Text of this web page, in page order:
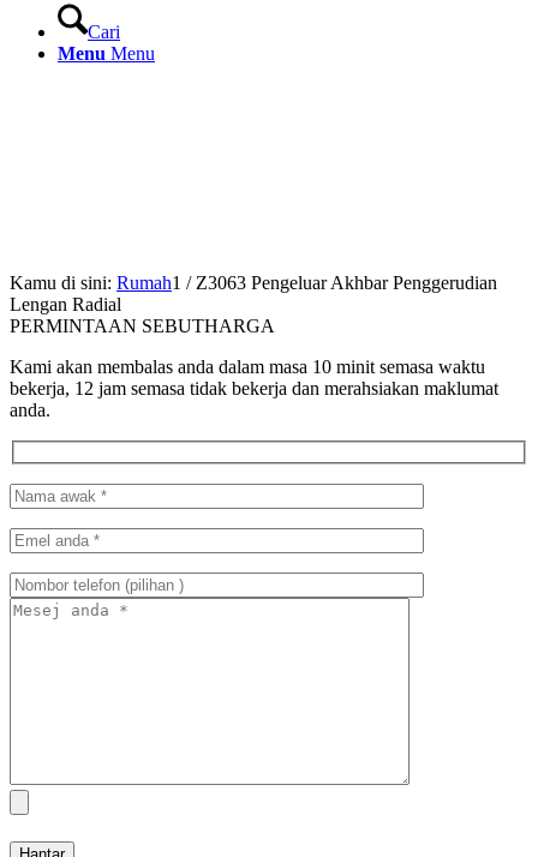
Cari
Menu Menu
Kamu di sini: Rumah1 / Z3063 Pengeluar Akhbar Penggerudian
Lengan Radial
PERMINTAAN SEBUTHARGA
Kami akan membalas anda dalam masa 10 minit semasa waktu
bekerja, 12 jam semasa tidak bekerja dan merahsiakan maklumat
anda.